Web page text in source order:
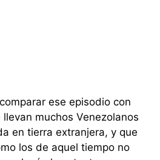
ese episodio con
muchos Venezolanos
en tierra extranjera, y que
los de aquel tiempo no